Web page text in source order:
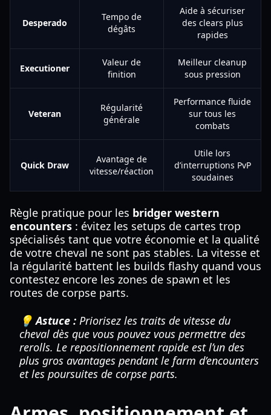
Desperado
Tempo de
dégâts
Aide à sécuriser
des clears plus
rapides
Executioner
Valeur de
finition
Meilleur cleanup
sous pression
Veteran
Régularité
générale
Performance fluide
sur tous les
combats
Quick Draw
Avantage de
vitesse/réaction
Utile lors
d’interruptions PvP
soudaines
Règle pratique pour les bridger western
encounters : évitez les setups de cartes trop
spécialisés tant que votre économie et la qualité
de votre cheval ne sont pas stables. La vitesse et
la régularité battent les builds flashy quand vous
contestez encore les zones de spawn et les
routes de corpse parts.
💡 Astuce : Priorisez les traits de vitesse du
cheval dès que vous pouvez vous permettre des
rerolls. Le repositionnement rapide est l’un des
plus gros avantages pendant le farm d’encounters
et les poursuites de corpse parts.